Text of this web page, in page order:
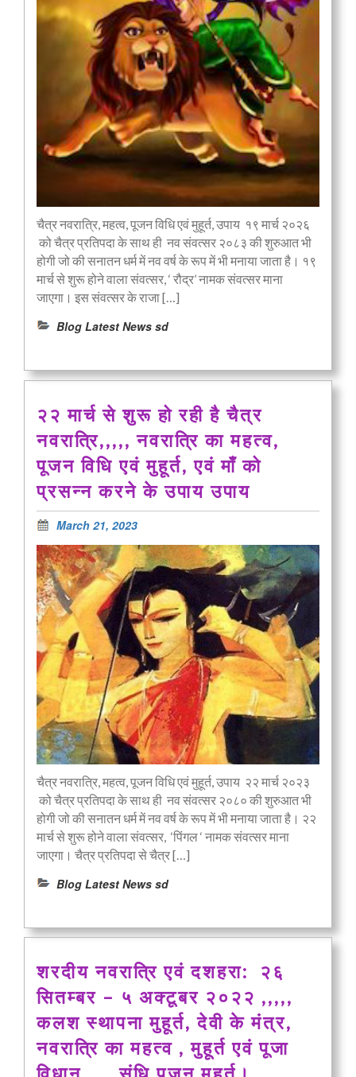
चैत्र नवरात्रि, महत्व, पूजन विधि एवं मुहूर्त, उपाय १९ मार्च २०२६
को चैत्र प्रतिपदा के साथ ही नव संवत्सर २०८३ की शुरुआत भी
होगी जो की सनातन धर्म में नव वर्ष के रूप में भी मनाया जाता है। १९
मार्च से शुरू होने वाला संवत्सर, ‘ रौद्र’ नामक संवत्सर माना
जाएगा। इस संवत्सर के राजा […]
Blog Latest News sd
२२ मार्च से शुरू हो रही है चैत्र
नवरात्रि,,,,, नवरात्रि का महत्व,
पूजन विधि एवं मुहूर्त, एवं माँ को
प्रसन्न करने के उपाय उपाय
March 21, 2023
चैत्र नवरात्रि, महत्व, पूजन विधि एवं मुहूर्त, उपाय २२ मार्च २०२३
को चैत्र प्रतिपदा के साथ ही नव संवत्सर २०८० की शुरुआत भी
होगी जो की सनातन धर्म में नव वर्ष के रूप में भी मनाया जाता है। २२
मार्च से शुरू होने वाला संवत्सर, ‘पिंगल ‘ नामक संवत्सर माना
जाएगा। चैत्र प्रतिपदा से चैत्र […]
Blog Latest News sd
शरदीय नवरात्रि एवं दशहरा: २६
सितम्बर – ५ अक्टूबर २०२२ ,,,,,
कलश स्थापना मुहूर्त, देवी के मंत्र,
नवरात्रि का महत्व , मुहूर्त एवं पूजा